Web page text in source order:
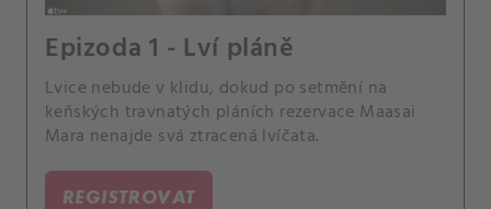
Epizoda 1 - Lví pláně
Lvice nebude v klidu, dokud po setmění na
keňských travnatých pláních rezervace Maasai
Mara nenajde svá ztracená lvíčata.
REGISTROVAT